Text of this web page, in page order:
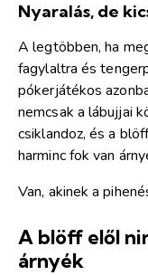
Nyaralás, de
A legtöbben, ha
fagylaltra és
pókerjátékos
nemcsak a lábujjai
csiklandoz, és a
harminc fok van
Van, akinek a
A blöff elől
árnyék